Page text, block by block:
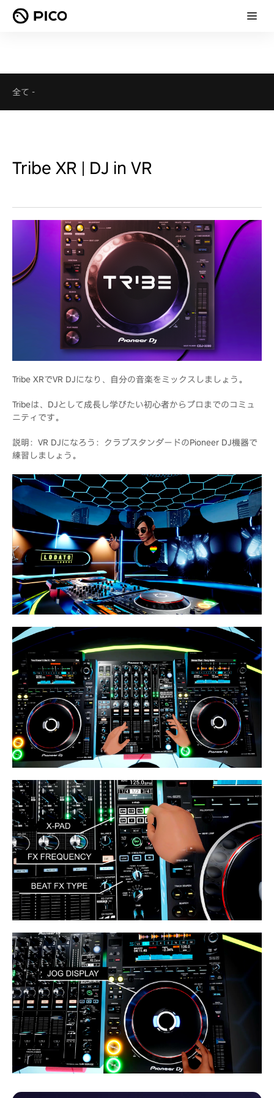
全て -
Tribe XR | DJ in VR
Tribe XRでVR DJになり、自分の音楽をミックスしましょう。
Tribeは、DJとして成長し学びたい初心者からプロまでのコミュ
ニティです。
説明：VR DJになろう：クラブスタンダードのPioneer DJ機器で
練習しましょう。